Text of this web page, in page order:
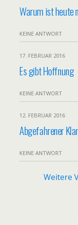
Warum ist heute
KEINE ANTWORT
17. FEBRUAR 2016
Es gibt Hoffnung
KEINE ANTWORT
12. FEBRUAR 2016
Abgefahrener
KEINE ANTWORT
Weitere